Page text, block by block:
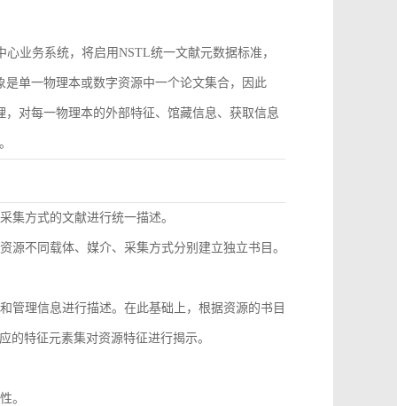
业务系统，将启用NSTL统一文献元数据标准，
单一物理本或数字资源中一个论文集合，因此
对每一物理本的外部特征、馆藏信息、获取信息
集方式的文献进行统一描述。
不同载体、媒介、采集方式分别建立独立书目。
管理信息进行描述。在此基础上，根据资源的书目
的特征元素集对资源特征进行揭示。
。